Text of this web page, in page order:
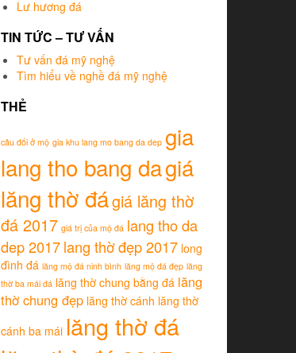
Lư hương đá
TIN TỨC – TƯ VẤN
Tư vấn đá mỹ nghệ
Tìm hiểu về nghề đá mỹ nghệ
THẺ
câu đối ở mộ gia khu lang mo bang da dep gia
lang tho bang dagiá
lăng thờ đágiá lăng thờ
đá 2017 giá trị của mộ đá lang tho da
dep 2017lang thờ đẹp 2017 long
đình đá lăng mộ đá ninh bình lăng mộ đá đẹp lăng
thờ ba mái đá lăng thờ chung bằng đá lăng
thờ chung đẹp lăng thờ cánh lăng thờ
cánh ba mái lăng thờ đá